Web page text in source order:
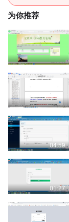
为你推荐
04:59
01:27